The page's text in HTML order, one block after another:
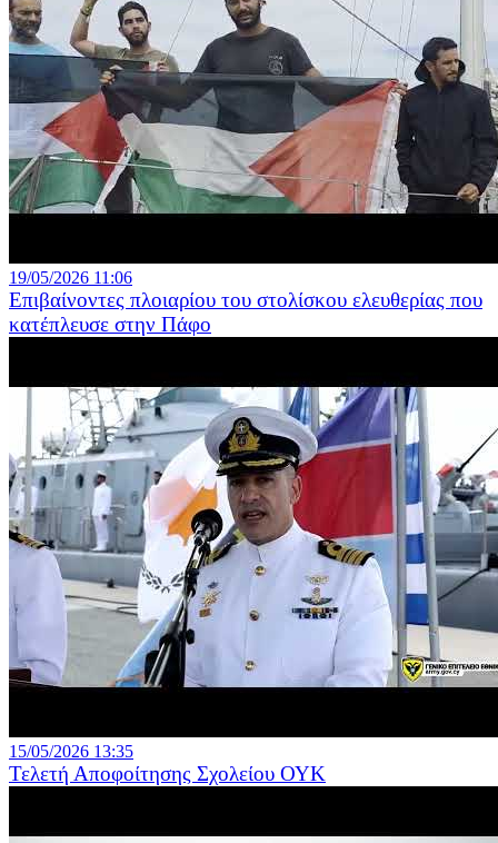
19/05/2026 11:06
Επιβαίνοντες πλοιαρίου του στολίσκου ελευθερίας που
κατέπλευσε στην Πάφο
15/05/2026 13:35
Τελετή Αποφοίτησης Σχολείου ΟΥΚ